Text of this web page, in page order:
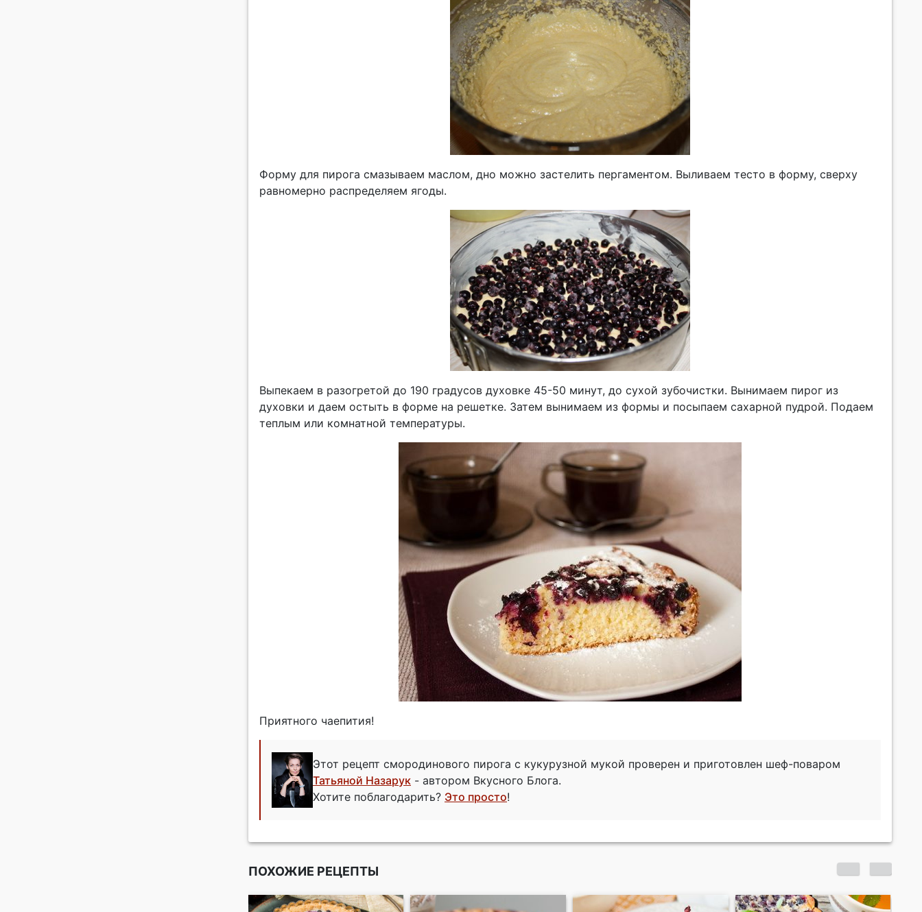
Форму для пирога смазываем маслом, дно можно застелить пергаментом. Выливаем тесто в форму, сверху
равномерно распределяем ягоды.
Выпекаем в разогретой до 190 градусов духовке 45-50 минут, до сухой зубочистки. Вынимаем пирог из
духовки и даем остыть в форме на решетке. Затем вынимаем из формы и посыпаем сахарной пудрой. Подаем
теплым или комнатной температуры.
Приятного чаепития!
Этот рецепт смородинового пирога с кукурузной мукой проверен и приготовлен шеф-поваром
Татьяной Назарук - автором Вкусного Блога.
Хотите поблагодарить? Это просто!
ПОХОЖИЕ РЕЦЕПТЫ
Кекс с кукурузной